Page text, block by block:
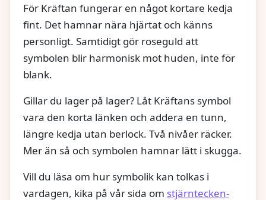
För Kräftan fungerar en något kortare kedja
fint. Det hamnar nära hjärtat och känns
personligt. Samtidigt gör roseguld att
symbolen blir harmonisk mot huden, inte för
blank.
Gillar du lager på lager? Låt Kräftans symbol
vara den korta länken och addera en tunn,
längre kedja utan berlock. Två nivåer räcker.
Mer än så och symbolen hamnar lätt i skugga.
Vill du läsa om hur symbolik kan tolkas i
vardagen, kika på vår sida om stjärntecken-